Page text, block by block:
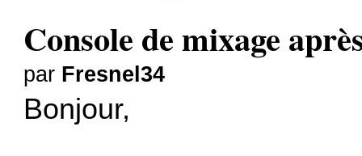
Console de mixage
par Fresnel34
Bonjour,